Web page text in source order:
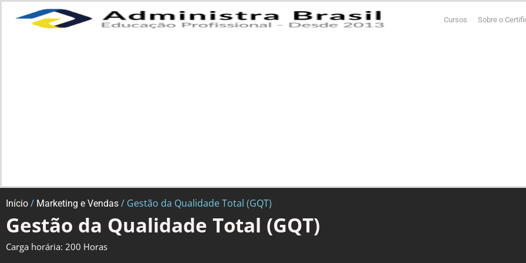
Cursos Sobre o
Início / Marketing e Vendas / Gestão da Qualidade Total (GQT)
Gestão da Qualidade Total (GQT)
Carga horária: 200 Horas